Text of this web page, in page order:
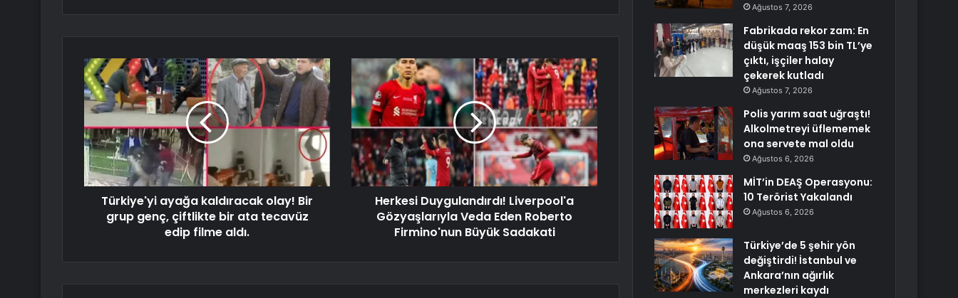
Türkiye'yi ayağa kaldıracak olay! Bir
grup genç, çiftlikte bir ata tecavüz
edip filme aldı.
Herkesi Duygulandırdı! Liverpool'a
Gözyaşlarıyla Veda Eden Roberto
Firmino'nun Büyük Sadakati
Ağustos 7, 2026
Fabrikada rekor zam: En
düşük maaş 153 bin TL’ye
çıktı, işçiler halay
çekerek kutladı
Ağustos 7, 2026
Polis yarım saat uğraştı!
Alkolmetreyi üflememek
ona servete mal oldu
Ağustos 6, 2026
MİT’in DEAŞ Operasyonu:
10 Terörist Yakalandı
Ağustos 6, 2026
Türkiye’de 5 şehir yön
değiştirdi! İstanbul ve
Ankara’nın ağırlık
merkezleri kaydı